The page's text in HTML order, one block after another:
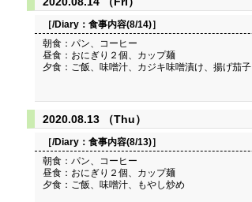
［/Diary： 食事内容(8/14)］
朝食：パン、コーヒー
昼食：おにぎり２個、カップ麺
夕食：ご飯、味噌汁、カジキ味噌漬け、揚げ茄子
2020.08.13 （Thu）
［/Diary： 食事内容(8/13)］
朝食：パン、コーヒー
昼食：おにぎり２個、カップ麺
夕食：ご飯、味噌汁、もやし炒め